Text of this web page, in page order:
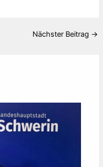
Nächster Beitrag →